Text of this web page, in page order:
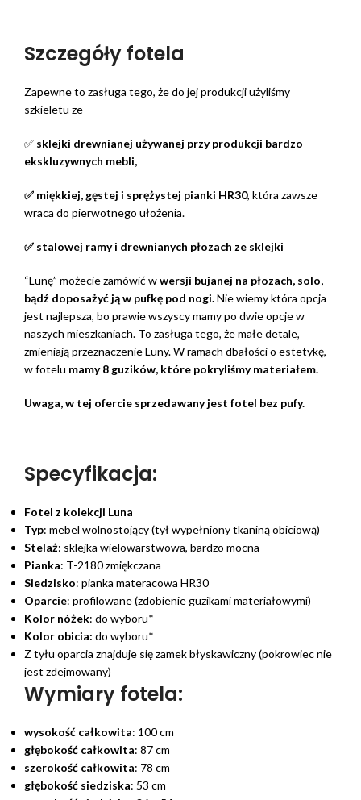
Szczegóły fotela
Zapewne to zasługa tego, że do jej produkcji użyliśmy
szkieletu ze
✅ sklejki drewnianej używanej przy produkcji bardzo
ekskluzywnych mebli,
✅ miękkiej, gęstej i sprężystej pianki HR30, która zawsze
wraca do pierwotnego ułożenia.
✅ stalowej ramy i drewnianych płozach ze sklejki
“Lunę” możecie zamówić wwersji bujanej na płozach, solo,
bądź doposażyć ją w pufkę pod nogi.Nie wiemy która opcja
jest najlepsza, bo prawie wszyscy mamy po dwie opcje w
naszych mieszkaniach. To zasługa tego, że małe detale,
zmieniają przeznaczenie Luny. W ramach dbałości o estetykę,
w fotelu mamy 8 guzików, które pokryliśmy materiałem.
Uwaga, w tej ofercie sprzedawany jest fotel bez pufy.
Specyfikacja:
Fotel z kolekcji Luna
Typ: mebel wolnostojący (tył wypełniony tkaniną obiciową)
Stelaż: sklejka wielowarstwowa, bardzo mocna
Pianka: T-2180 zmiękczana
Siedzisko: pianka materacowa HR30
Oparcie: profilowane (zdobienie guzikami materiałowymi)
Kolor nóżek: do wyboru*
Kolor obicia: do wyboru*
Z tyłu oparcia znajduje się zamek błyskawiczny (pokrowiec nie
jest zdejmowany)
Wymiary fotela:
wysokość całkowita: 100 cm
głębokość całkowita: 87 cm
szerokość całkowita: 78 cm
głębokość siedziska: 53 cm